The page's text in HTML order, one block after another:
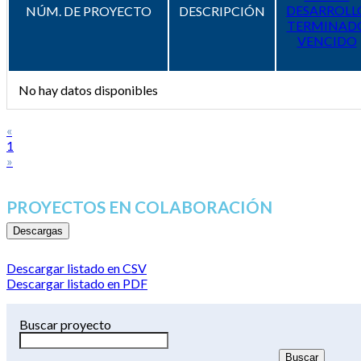
NÚM. DE PROYECTO DESCRIPCIÓN
VENCIDO
No hay datos disponibles
«
1
»
PROYECTOS EN COLABORACIÓN
Descargas
Descargar listado en CSV
Descargar listado en PDF
Buscar proyecto